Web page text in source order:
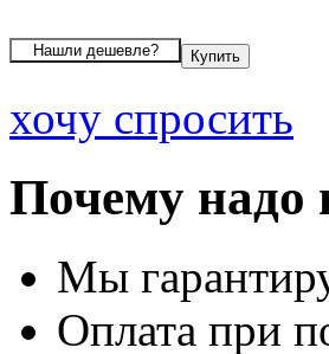
хочу спросить
Почему надо
Мы
Оплата при